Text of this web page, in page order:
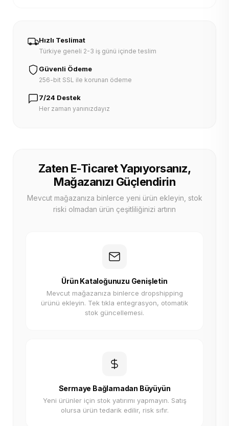
Hızlı Teslimat
Türkiye geneli 2-3 iş günü içinde teslim
Güvenli Ödeme
256-bit SSL ile korunan ödeme
7/24 Destek
Her zaman yanınızdayız
Zaten E-Ticaret Yapıyorsanız,
Mağazanızı Güçlendirin
Mevcut mağazanıza binlerce yeni ürün ekleyin, stok
riski olmadan ürün çeşitliliğinizi artırın
Ürün Kataloğunuzu Genişletin
Mevcut mağazanıza binlerce dropshipping
ürünü ekleyin. Tek tıkla entegrasyon, otomatik
stok güncellemesi.
Sermaye Bağlamadan Büyüyün
Yeni ürünler için stok yatırımı yapmayın. Satış
olursa ürün tedarik edilir, risk sıfır.